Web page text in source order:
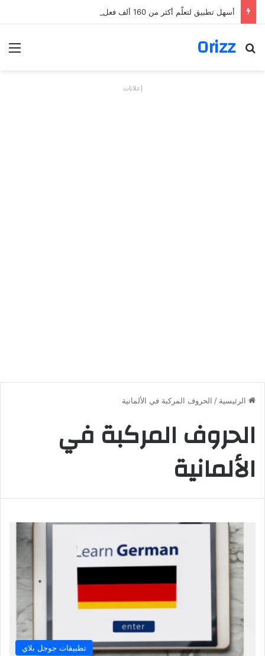
أسهل تطبيق لتعلّم أكثر من 160 ألف فعل بالألمانية
Orizz
بحث عن
إعلانات
الرئيسية / الحروف المركبة في الألمانية
الحروف المركبة في
الألمانية
تطبيقات جوجل بلاي